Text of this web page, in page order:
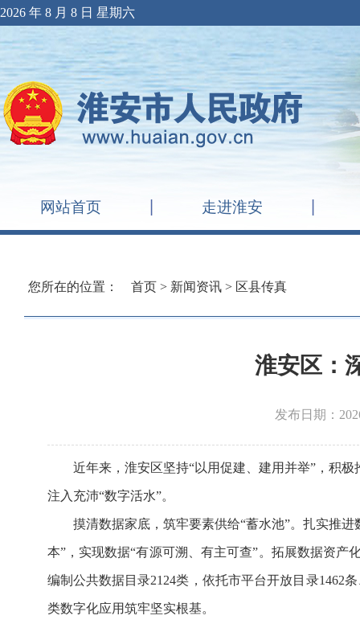
2026 年 8 月 8 日 星期六
网站首页 走进淮安
您所在的位置： 首页 > 新闻资讯 > 区县传真
淮安区：
发布日期：
近年来，淮安区坚持“以用促建、建用并举”，积
注入充沛“数字活水”。
摸清数据家底，筑牢要素供给“蓄水池”。扎实推
本”，实现数据“有源可溯、有主可查”。拓展数据资
编制公共数据目录2124类，依托市平台开放目录1462
类数字化应用筑牢坚实根基。